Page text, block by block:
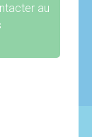
au